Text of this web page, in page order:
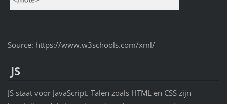
Source: https://www.w3schools.com/xml/
JS
JS staat voor JavaScript. Talen zoals HTML en CSS zijn